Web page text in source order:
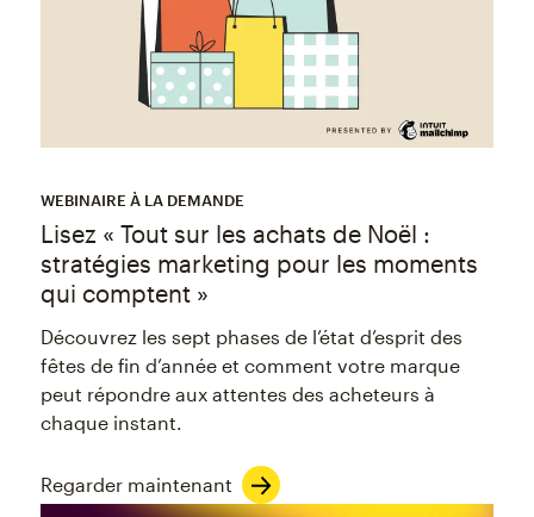
WEBINAIRE À LA DEMANDE
Lisez « Tout sur les achats de Noël :
stratégies marketing pour les moments
qui comptent »
Découvrez les sept phases de l’état d’esprit des
fêtes de fin d’année et comment votre marque
peut répondre aux attentes des acheteurs à
chaque instant.
Regarder maintenant